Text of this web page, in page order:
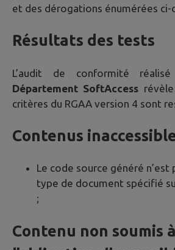
et des dérogations énumérées ci-
Résultats des tests
L’audit de conformité
Département SoftAccess
critères du RGAA version 4 sont
Contenus
Le code source généré n’est
type de document spécifié
;
Contenu non soumis à